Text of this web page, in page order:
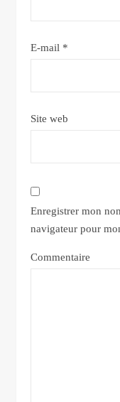
E-mail *
Site web
Enregistrer mon
navigateur pour
Commentaire